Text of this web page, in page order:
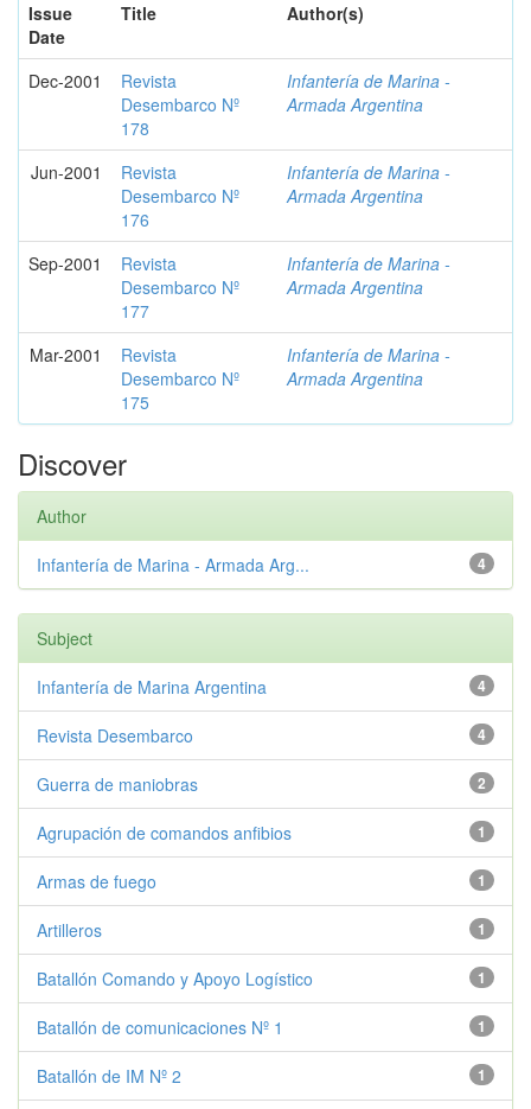
Issue
Date
Title Author(s)
Dec-2001
Revista
Desembarco Nº
178
Infantería de Marina -
Armada Argentina
Jun-2001
Revista
Desembarco Nº
176
Infantería de Marina -
Armada Argentina
Sep-2001
Revista
Desembarco Nº
177
Infantería de Marina -
Armada Argentina
Mar-2001
Revista
Desembarco Nº
175
Infantería de Marina -
Armada Argentina
Discover
Author
4
Infantería de Marina - Armada Arg...
Subject
4
Infantería de Marina Argentina
4
Revista Desembarco
2
Guerra de maniobras
1
Agrupación de comandos anfibios
1
Armas de fuego
1
Artilleros
1
Batallón Comando y Apoyo Logístico
1
Batallón de comunicaciones Nº 1
1
Batallón de IM Nº 2